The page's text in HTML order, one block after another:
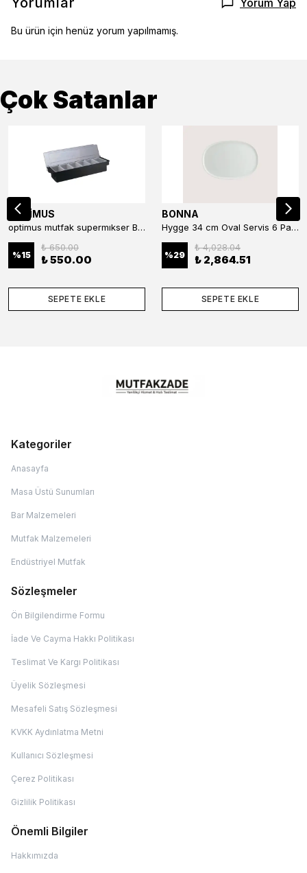
Yorum Yap
Bu ürün için henüz yorum yapılmamış.
Çok Satanlar
OPTİMUS
optimus mutfak supermıkser Bar Konteyner 6'lı 50×16×9 cm Kapaklı Polikarbon Organizer Bar & Kafe
%15
₺ 650.00
₺ 550.00
SEPETE EKLE
BONNA
Hygge 34 cm Oval Servis 6 Parça
%29
₺ 4,028.04
₺ 2,864.51
SEPETE EKLE
Kategoriler
Anasayfa
Masa Üstü Sunumları
Bar Malzemeleri
Mutfak Malzemeleri
Endüstriyel Mutfak
Sözleşmeler
Ön Bilgilendirme Formu
İade Ve Cayma Hakkı Politikası
Teslimat Ve Kargı Politikası
Üyelik Sözleşmesi
Mesafeli Satış Sözleşmesi
KVKK Aydınlatma Metni
Kullanıcı Sözleşmesi
Çerez Politikası
Gizlilik Politikası
Önemli Bilgiler
Hakkımızda